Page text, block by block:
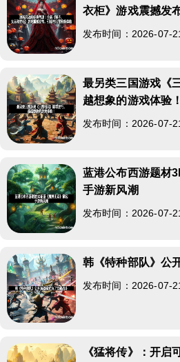
衣柜》游戏震撼发
发布时间：2026-07-
最另类三国游戏《
越想象的游戏体验！
发布时间：2026-07-
蓝港公布西游题材
手游新风潮
发布时间：2026-07-
韩《特种部队》公
发布时间：2026-07-
《猛将传》：开启